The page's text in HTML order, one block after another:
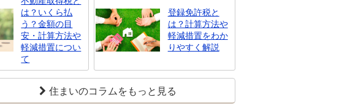
は？いくら払
う？金額の目
安・計算方法や
軽減措置につい
て
登録免許税と
は？計算方法や
軽減措置をわか
りやすく解説
住まいのコラムをもっと見る